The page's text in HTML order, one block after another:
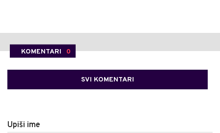
KOMENTARI 0
SVI KOMENTARI
Upiši ime